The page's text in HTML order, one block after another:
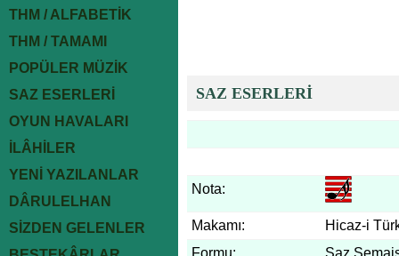
THM / ALFABETİK
THM / TAMAMI
POPÜLER MÜZİK
SAZ ESERLERİ
OYUN HAVALARI
İLÂHİLER
YENİ YAZILANLAR
DÂRULELHAN
SİZDEN GELENLER
SAZ ESERLERİ
Nota:
Makamı:
Hicaz-i
Formu:
Saz